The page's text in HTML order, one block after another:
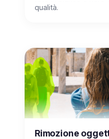
qualità.
Rimozione